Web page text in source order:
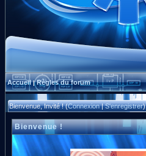
Accueil|Règles du forum
Bienvenue, Invité ! (Connexion|S'enregistrer)
Bienvenue !